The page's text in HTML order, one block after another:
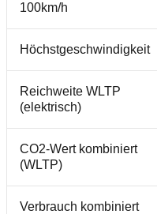
100km/h
Höchstgeschwindigkeit
Reichweite WLTP
(elektrisch)
CO2-Wert kombiniert
(WLTP)
Verbrauch kombiniert